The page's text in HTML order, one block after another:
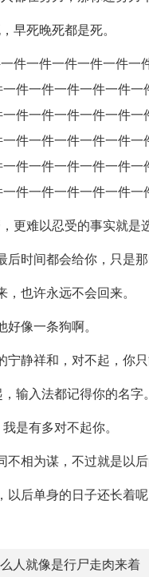
早死晚死都是死。
件一件一件一件一件
件一件一件一件一件
件一件一件一件一件
件一件一件一件一件
件一件一件一件一件
件一件一件一件一件一
更难以忍受的事实就是
后时间都会给你，只是那
也许永远不会回来。
像一条狗啊。
宁静祥和，对不起，你只
输入法都记得你的名字。
是有多对不起你。
不相为谋，不过就是以
以后单身的日子还长着呢
人就像是行尸走肉来着